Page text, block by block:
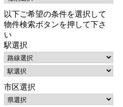
以下ご希望の条件を選択して
物件検索ボタンを押して下さ
い
駅選択
市区選択